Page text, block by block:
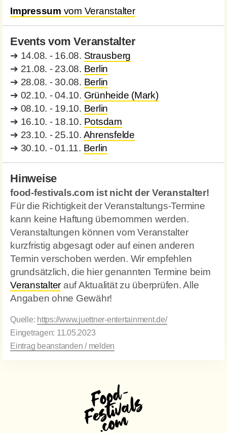
Impressum vom Veranstalter
Events vom Veranstalter
➔ 14.08. - 16.08. Strausberg
➔ 21.08. - 23.08. Berlin
➔ 28.08. - 30.08. Berlin
➔ 02.10. - 04.10. Grünheide (Mark)
➔ 08.10. - 19.10. Berlin
➔ 16.10. - 18.10. Potsdam
➔ 23.10. - 25.10. Ahrensfelde
➔ 30.10. - 01.11. Berlin
Hinweise
food-festivals.com ist nicht der Veranstalter!
Für die Richtigkeit der Veranstaltungs-Termine
kann keine Haftung übernommen werden.
Veranstaltungen können vom Veranstalter
kurzfristig abgesagt oder auf einen anderen
Termin verschoben werden. Wir empfehlen
grundsätzlich, die hier genannten Termine beim
Veranstalter auf Aktualität zu überprüfen. Alle
Angaben ohne Gewähr!
Quelle: https://www.juettner-entertainment.de/
Eingetragen: 11.05.2023
Eintrag beanstanden / melden